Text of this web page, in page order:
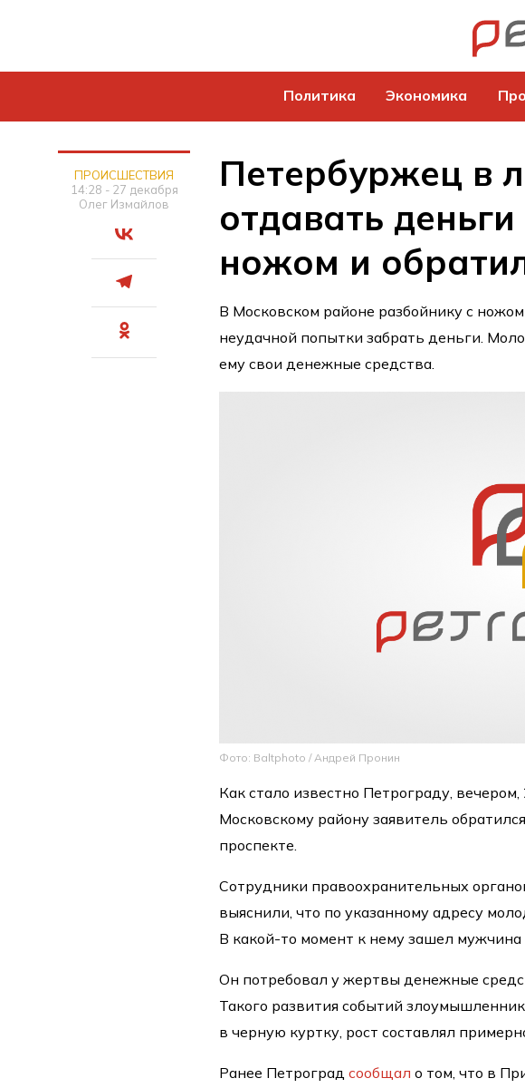
Политика Экономика
ПРОИСШЕСТВИЯ
14:28 - 27 декабря
Олег Измайлов
Петербуржец в
отдавать
ножом и
В Московском районе разбойнику с
неудачной попытки забрать деньги.
ему свои денежные средства.
Фото: Baltphoto / Андрей Пронин
Как стало известно Петрограду,
Московскому району заявитель
проспекте.
Сотрудники правоохранительных
выяснили, что по указанному адресу
В какой-то момент к нему зашел
Он потребовал у жертвы денежные
Такого развития событий
в черную куртку, рост составлял
Ранее Петроградсообщал о том, что в